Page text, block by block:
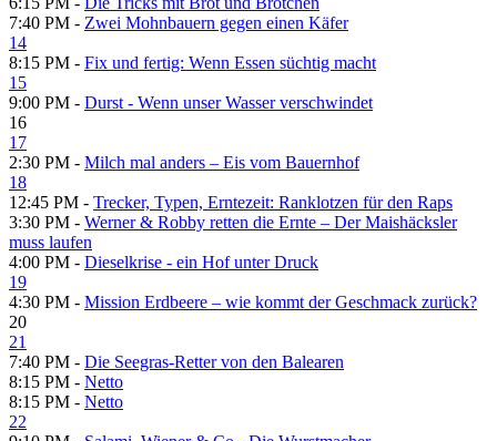
7:40 PM - Zwei Mohnbauern gegen einen Käfer
14
8:15 PM - Fix und fertig: Wenn Essen süchtig macht
15
9:00 PM - Durst - Wenn unser Wasser verschwindet
16
17
2:30 PM - Milch mal anders – Eis vom Bauernhof
18
12:45 PM - Trecker, Typen, Erntezeit: Ranklotzen für den Raps
3:30 PM - Werner & Robby retten die Ernte – Der Maishäcksler
muss laufen
4:00 PM - Dieselkrise - ein Hof unter Druck
19
4:30 PM - Mission Erdbeere – wie kommt der Geschmack zurück?
20
21
7:40 PM - Die Seegras-Retter von den Balearen
8:15 PM - Netto
8:15 PM - Netto
22